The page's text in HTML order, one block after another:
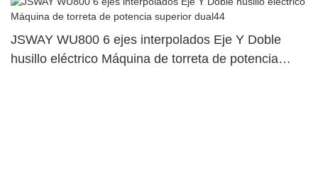
JSWAY WU800 6 ejes interpolados Eje Y Doble
husillo eléctrico Máquina de torreta de potencia